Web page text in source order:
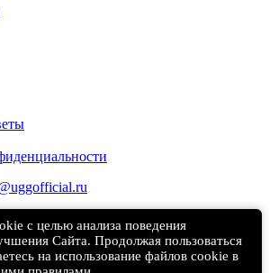
улица, 24/7с1
с целью анализа поведения
Сайта. Продолжая пользоваться
на использование файлов cookie в